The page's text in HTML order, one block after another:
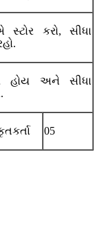
કરો, સીધા
હોય અને સીધા
05